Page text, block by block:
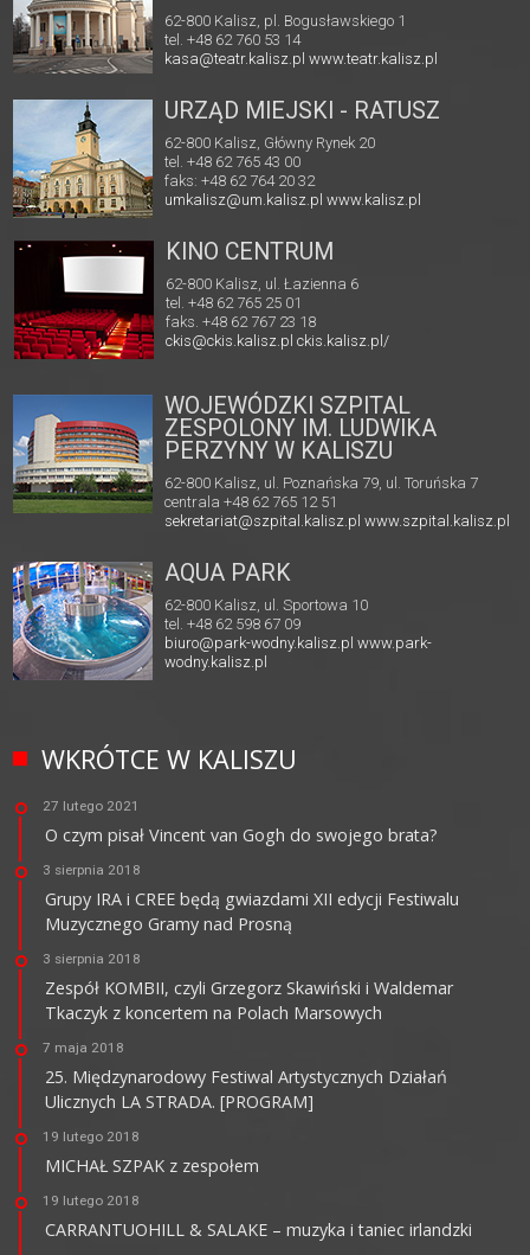
62-800 Kalisz, pl. Bogusławskiego 1
tel. +48 62 760 53 14
kasa@teatr.kalisz.pl www.teatr.kalisz.pl
URZĄD MIEJSKI - RATUSZ
62-800 Kalisz, Główny Rynek 20
tel. +48 62 765 43 00
faks: +48 62 764 20 32
umkalisz@um.kalisz.plwww.kalisz.pl
KINO CENTRUM
62-800 Kalisz, ul. Łazienna 6
tel. +48 62 765 25 01
faks. +48 62 767 23 18
ckis@ckis.kalisz.pl ckis.kalisz.pl/
WOJEWÓDZKI SZPITAL
ZESPOLONY IM. LUDWIKA
PERZYNY W KALISZU
62-800 Kalisz, ul. Poznańska 79, ul. Toruńska 7
centrala +48 62 765 12 51
sekretariat@szpital.kalisz.pl www.szpital.kalisz.pl
AQUA PARK
62-800 Kalisz, ul. Sportowa 10
tel. +48 62 598 67 09
biuro@park-wodny.kalisz.pl www.park-
wodny.kalisz.pl
WKRÓTCE W KALISZU
27 lutego 2021
O czym pisał Vincent van Gogh do swojego brata?
3 sierpnia 2018
Grupy IRA i CREE będą gwiazdami XII edycji Festiwalu
Muzycznego Gramy nad Prosną
3 sierpnia 2018
Zespół KOMBII, czyli Grzegorz Skawiński i Waldemar
Tkaczyk z koncertem na Polach Marsowych
7 maja 2018
25. Międzynarodowy Festiwal Artystycznych Działań
Ulicznych LA STRADA. [PROGRAM]
19 lutego 2018
MICHAŁ SZPAK z zespołem
19 lutego 2018
CARRANTUOHILL & SALAKE – muzyka i taniec irlandzki